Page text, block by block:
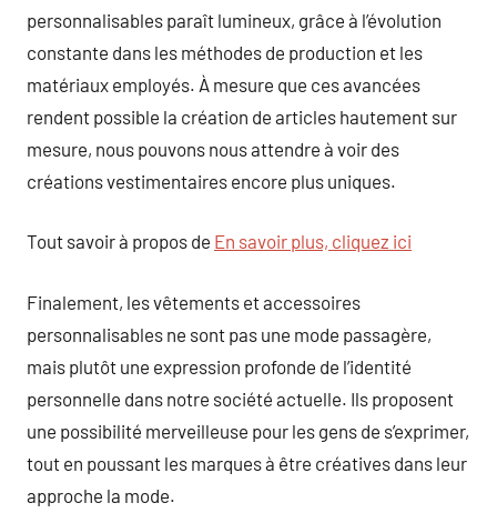
personnalisables paraît lumineux, grâce à l’évolution
constante dans les méthodes de production et les
matériaux employés. À mesure que ces avancées
rendent possible la création de articles hautement sur
mesure, nous pouvons nous attendre à voir des
créations vestimentaires encore plus uniques.
Tout savoir à propos de En savoir plus, cliquez ici
Finalement, les vêtements et accessoires
personnalisables ne sont pas une mode passagère,
mais plutôt une expression profonde de l’identité
personnelle dans notre société actuelle. Ils proposent
une possibilité merveilleuse pour les gens de s’exprimer,
tout en poussant les marques à être créatives dans leur
approche la mode.